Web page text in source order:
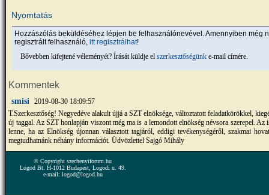
Nyomtatás
Hozzászólás beküldéséhez lépjen be felhasználónevével. Amennyiben még
regisztrált felhasználó,itt regisztrálhat!
Bővebben kifejtené véleményét? Írását küldje elszerkesztőségünk e-mail címére.
Kommentek
smisi 2019-08-30 18:09:57
T.Szerkesztőség! Negyedéve alakult újjá a SZT elnöksége, változtatott feladatkörökkel,
új taggal. Az SZT honlapján viszont még ma is a lemondott elnökség névsora szerepel. Az
lenne, ha az Elnökség újonnan választott tagjáról, eddigi tevékenységéről, szakmai
megtudhatnánk néhány információt. Üdvözlettel Sajgó Mihály
© Copyright szechenyiforum.hu
Logod Bt. H-1012 Budapest, Logodi u. 49.
e-mail: logod@logod.hu